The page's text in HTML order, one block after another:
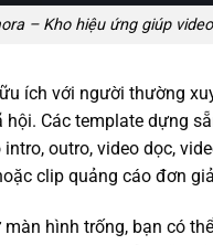
– Kho hiệu ứng giúp
ích với người thường
hội. Các template dựng
outro, video dọc,
clip quảng cáo đơn
hình trống, bạn có